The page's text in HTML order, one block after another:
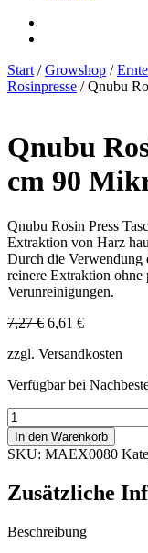
Start /Growshop /
Rosinpresse / Qnubu
Qnubu
cm 90
Qnubu Rosin Press
Extraktion von Harz
Durch die Verwendung
reinere Extraktion ohne
Verunreinigungen.
7,27€ Ursprünglicher
war:
6,61 €Aktueller
ist:
zzgl. Versandkosten
Verfügbar bei
Qnubu
Rosin
Press
Bag
cm
Mikron,
In den Warenkorb
SKU: MAEX0080
Zusätzliche
Beschreibung